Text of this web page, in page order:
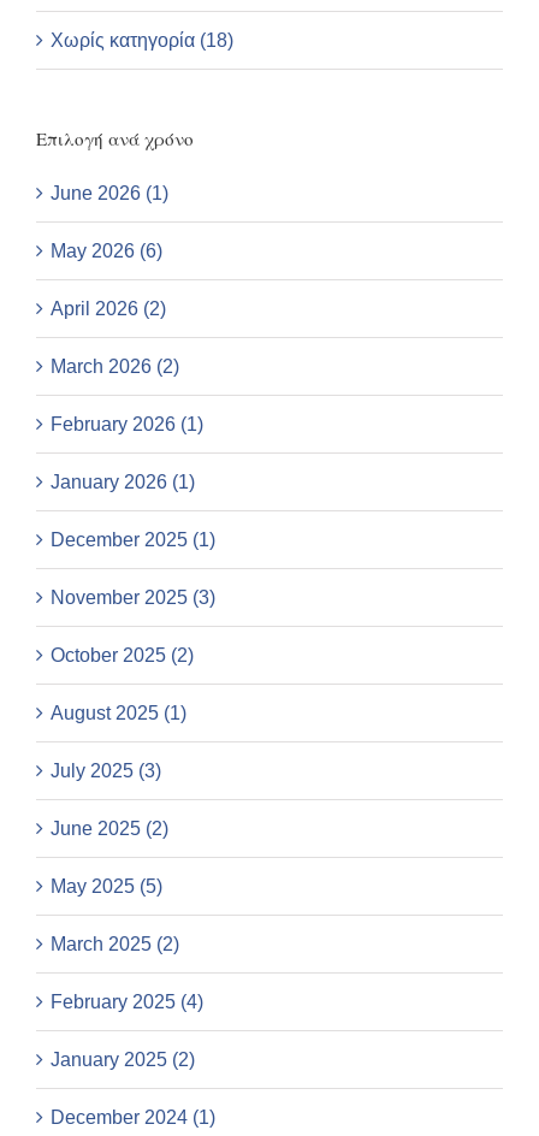
Χωρίς κατηγορία (18)
Επιλογή ανά χρόνο
June 2026 (1)
May 2026 (6)
April 2026 (2)
March 2026 (2)
February 2026 (1)
January 2026 (1)
December 2025 (1)
November 2025 (3)
October 2025 (2)
August 2025 (1)
July 2025 (3)
June 2025 (2)
May 2025 (5)
March 2025 (2)
February 2025 (4)
January 2025 (2)
December 2024 (1)